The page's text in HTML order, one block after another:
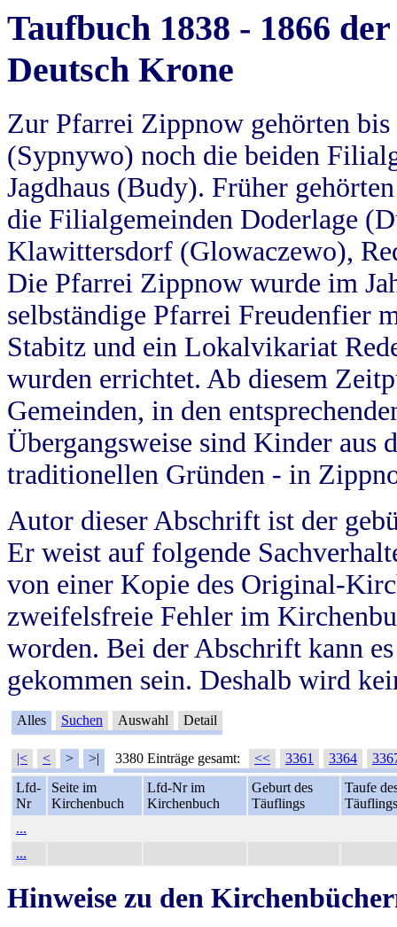
Taufbuch 1838 - 1866
Deutsch Krone
Zur Pfarrei Zippnow gehörten
(Sypnywo) noch die beiden
Jagdhaus (Budy). Früher
die Filialgemeinden Doderlage
Klawittersdorf (Glowaczewo),
Die Pfarrei Zippnow wurde im
selbständige Pfarrei Freudenfier
Stabitz und ein Lokalvikariat
wurden errichtet. Ab diesem
Gemeinden, in den
Übergangsweise sind Kinder aus
traditionellen Gründen - in
Autor dieser Abschrift ist der
Er weist auf folgende
von einer Kopie des Original-
zweifelsfreie Fehler im
worden. Bei der Abschrift kann
gekommen sein. Deshalb wird
Alles Suchen Auswahl Detail
|< < > >| 3380 Einträge gesamt: << 3361 3364
Lfd-
Nr
Seite im
Kirchenbuch
Lfd-Nr im
Kirchenbuch
Geburt des
Täuflings
Taufe
Täuflings
...
...
Hinweise zu den